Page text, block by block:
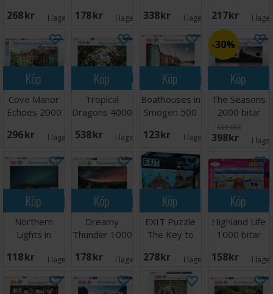
268 SEK I lager: 178 SEK I lager: 1338 SEK I lager: 2217 SEK I
Köp
Cove Manor
Echoes 2000
296 SEK I lager: 1
Köp
Tropical
Dragons 4000
538 SEK I lager:
Köp
Boathouses in
Smogen 500
123 SEK I lager: 2
Köp
30%
The Seasons
2000 bitar
Pussel
569 SEK
398 SEK I
Köp
Northern
Lights in
bitar
118 SEK I lager:
Köp
Dreamy
Thunder 1000
178 SEK I lager: 2
Köp
EXIT Puzzle
The Key to
278 SEK I lager:
Köp
Highland Life
1000 bitar
158 SEK I